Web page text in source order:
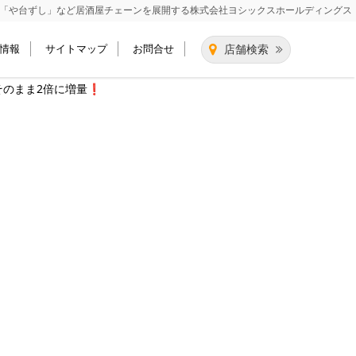
「や台ずし」など居酒屋チェーンを展開する株式会社ヨシックスホールディングス
店舗検索
報 サイトマップ お問合せ
まま2倍に増量❗️